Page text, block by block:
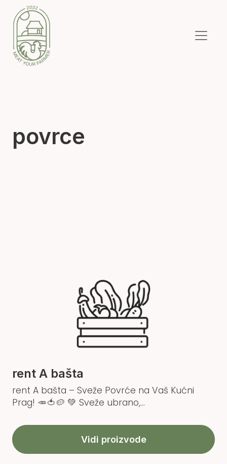
povrce
rent A bašta
rent A bašta – Sveže Povrće na Vaš Kućni
Prag! 🥕🍅🥔 💚 Sveže ubrano,...
Vidi proizvode